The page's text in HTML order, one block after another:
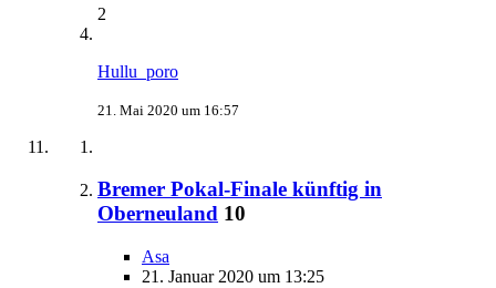
2
Hullu_poro
21. Mai 2020 um 16:57
Bremer Pokal-Finale künftig in
Oberneuland 10
Asa
21. Januar 2020 um 13:25